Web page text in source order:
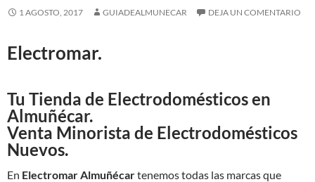
1 AGOSTO, 2017 GUIADEALMUNECAR DEJA UN COMENTARIO
Electromar.
Tu Tienda de Electrodomésticos en
Almuñécar.
Venta Minorista de Electrodomésticos
Nuevos.
En Electromar Almuñécartenemos todas las marcas que